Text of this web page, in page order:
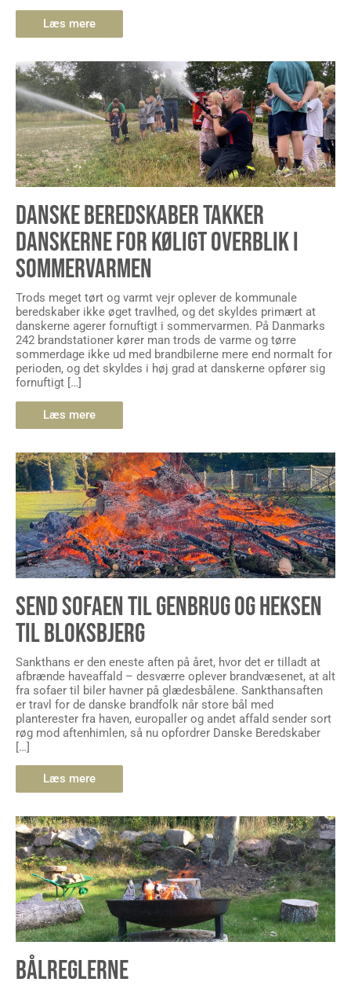
Læs mere
DANSKE BEREDSKABER TAKKER
DANSKERNE FOR KØLIGT OVERBLIK I
SOMMERVARMEN
Trods meget tørt og varmt vejr oplever de kommunale
beredskaber ikke øget travlhed, og det skyldes primært at
danskerne agerer fornuftigt i sommervarmen. På Danmarks
242 brandstationer kører man trods de varme og tørre
sommerdage ikke ud med brandbilerne mere end normalt for
perioden, og det skyldes i høj grad at danskerne opfører sig
fornuftigt […]
Læs mere
SEND SOFAEN TIL GENBRUG OG HEKSEN
TIL BLOKSBJERG
Sankthans er den eneste aften på året, hvor det er tilladt at
afbrænde haveaffald – desværre oplever brandvæsenet, at alt
fra sofaer til biler havner på glædesbålene. Sankthansaften
er travl for de danske brandfolk når store bål med
planterester fra haven, europaller og andet affald sender sort
røg mod aftenhimlen, så nu opfordrer Danske Beredskaber
[…]
Læs mere
BÅLREGLERNE